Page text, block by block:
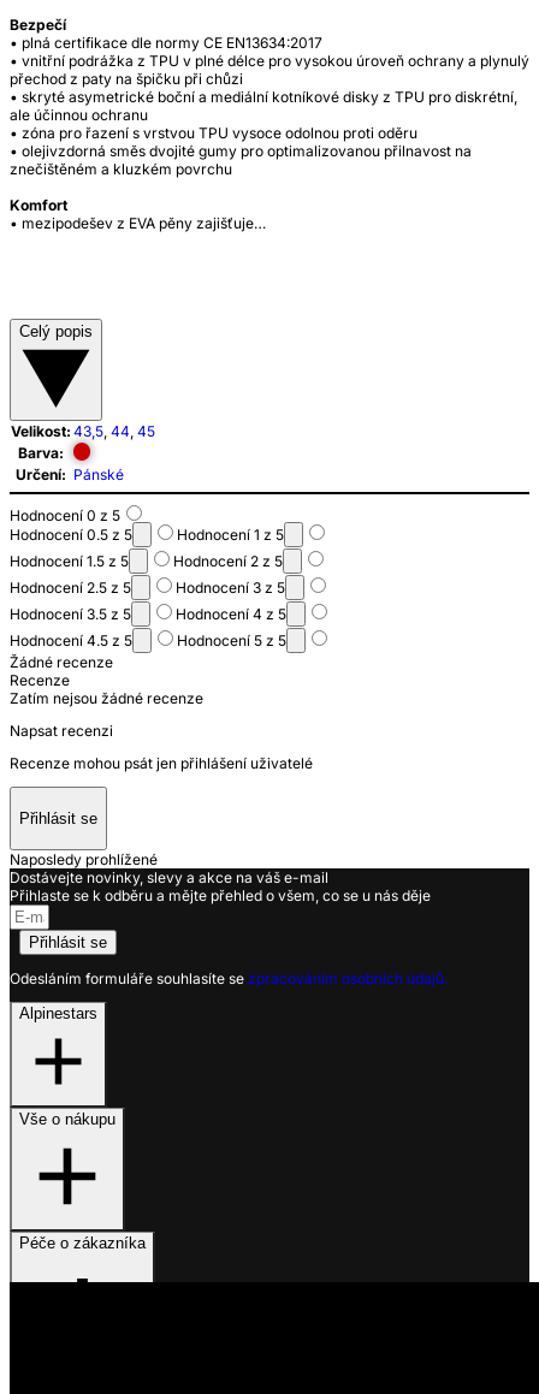
Bezpečí
• plná certifikace dle normy CE EN13634:2017
• vnitřní podrážka z TPU v plné délce pro vysokou úroveň ochrany a plynulý
přechod z paty na špičku při chůzi
• skryté asymetrické boční a mediální kotníkové disky z TPU pro diskrétní,
ale účinnou ochranu
• zóna pro řazení s vrstvou TPU vysoce odolnou proti oděru
• olejivzdorná směs dvojité gumy pro optimalizovanou přilnavost na
znečištěném a kluzkém povrchu
Komfort
• mezipodešev z EVA pěny zajišťuje…
Celý popis
Velikost: 43,5, 44, 45
Barva:
Určení: Pánské
Hodnocení 0 z 5
Hodnocení 0.5 z 5
Hodnocení 1 z 5
Hodnocení 1.5 z 5
Hodnocení 2 z 5
Hodnocení 2.5 z 5
Hodnocení 3 z 5
Hodnocení 3.5 z 5
Hodnocení 4 z 5
Hodnocení 4.5 z 5
Hodnocení 5 z 5
Žádné recenze
Recenze
Zatím nejsou žádné recenze
Napsat recenzi
Recenze mohou psát jen přihlášení uživatelé
Přihlásit se
Naposledy prohlížené
Dostávejte novinky, slevy a akce na váš e-mail
Přihlaste se k odběru a mějte přehled o všem, co se u nás děje
Přihlásit se
Odesláním formuláře souhlasíte se zpracováním osobních údajů.
Alpinestars
Vše o nákupu
Péče o zákazníka